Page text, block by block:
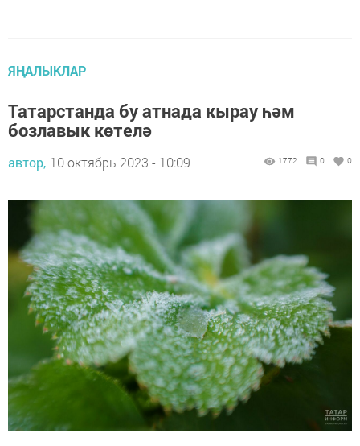
ЯҢАЛЫКЛАР
Татарстанда бу атнада кырау һәм
бозлавык көтелә
автор, 10 октябрь 2023 - 10:09 1772 0 0